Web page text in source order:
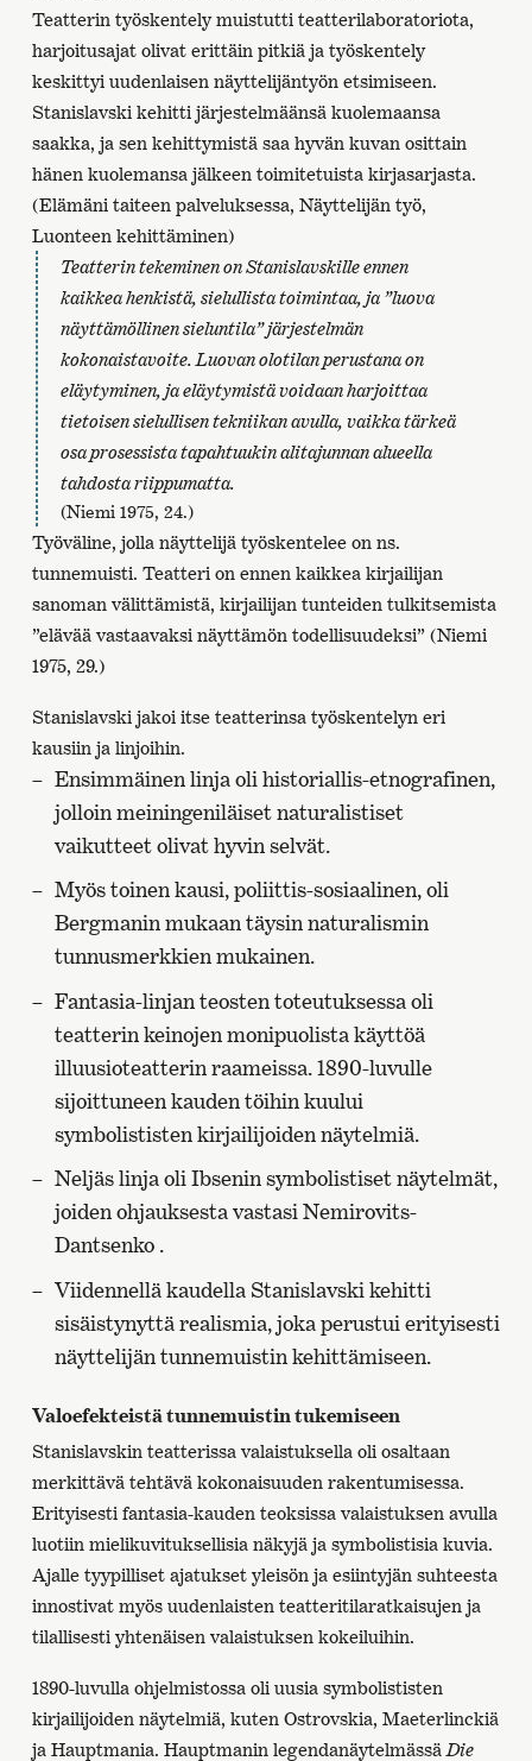
Teatterin työskentely muistutti teatterilaboratoriota,
harjoitusajat olivat erittäin pitkiä ja työskentely
keskittyi uudenlaisen näyttelijäntyön etsimiseen.
Stanislavski kehitti järjestelmäänsä kuolemaansa
saakka, ja sen kehittymistä saa hyvän kuvan osittain
hänen kuolemansa jälkeen toimitetuista kirjasarjasta.
(Elämäni taiteen palveluksessa, Näyttelijän työ,
Luonteen kehittäminen)
Teatterin tekeminen on Stanislavskille ennen
kaikkea henkistä, sielullista toimintaa, ja ”luova
näyttämöllinen sieluntila” järjestelmän
kokonaistavoite. Luovan olotilan perustana on
eläytyminen, ja eläytymistä voidaan harjoittaa
tietoisen sielullisen tekniikan avulla, vaikka tärkeä
osa prosessista tapahtuukin alitajunnan alueella
tahdosta riippumatta.
(Niemi 1975, 24.)
Työväline, jolla näyttelijä työskentelee on ns.
tunnemuisti. Teatteri on ennen kaikkea kirjailijan
sanoman välittämistä, kirjailijan tunteiden tulkitsemista
”elävää vastaavaksi näyttämön todellisuudeksi” (Niemi
1975, 29.)
Stanislavski jakoi itse teatterinsa työskentelyn eri
kausiin ja linjoihin.
Ensimmäinen linja oli historiallis-etnografinen,
jolloin meiningeniläiset naturalistiset
vaikutteet olivat hyvin selvät.
Myös toinen kausi, poliittis-sosiaalinen, oli
Bergmanin mukaan täysin naturalismin
tunnusmerkkien mukainen.
Fantasia-linjan teosten toteutuksessa oli
teatterin keinojen monipuolista käyttöä
illuusioteatterin raameissa. 1890-luvulle
sijoittuneen kauden töihin kuului
symbolististen kirjailijoiden näytelmiä.
Neljäs linja oli Ibsenin symbolistiset näytelmät,
joiden ohjauksesta vastasi Nemirovits-
Dantsenko .
Viidennellä kaudella Stanislavski kehitti
sisäistynyttä realismia, joka perustui erityisesti
näyttelijän tunnemuistin kehittämiseen.
Valoefekteistä tunnemuistin tukemiseen
Stanislavskin teatterissa valaistuksella oli osaltaan
merkittävä tehtävä kokonaisuuden rakentumisessa.
Erityisesti fantasia-kauden teoksissa valaistuksen avulla
luotiin mielikuvituksellisia näkyjä ja symbolistisia kuvia.
Ajalle tyypilliset ajatukset yleisön ja esiintyjän suhteesta
innostivat myös uudenlaisten teatteritilaratkaisujen ja
tilallisesti yhtenäisen valaistuksen kokeiluihin.
1890-luvulla ohjelmistossa oli uusia symbolististen
kirjailijoiden näytelmiä, kuten Ostrovskia, Maeterlinckiä
ja Hauptmania. Hauptmanin legendanäytelmässä Die